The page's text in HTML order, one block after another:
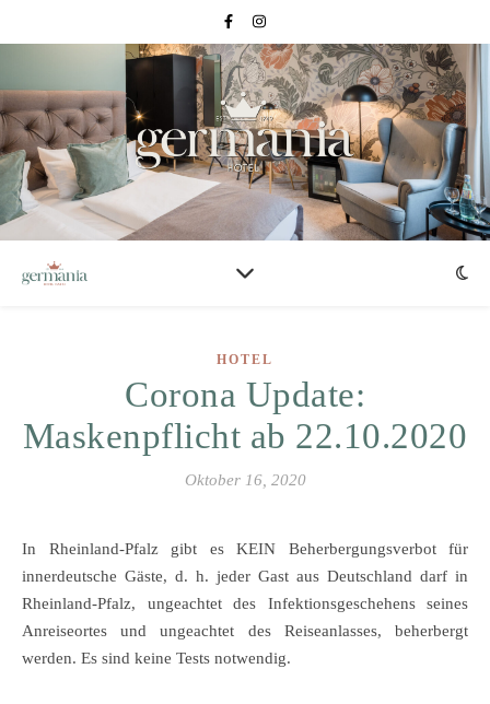
HOTEL
Corona Update:
Maskenpflicht ab 22.10.2020
Oktober 16, 2020
In Rheinland-Pfalz gibt es KEIN Beherbergungsverbot für
innerdeutsche Gäste, d. h. jeder Gast aus Deutschland darf in
Rheinland-Pfalz, ungeachtet des Infektionsgeschehens seines
Anreiseortes und ungeachtet des Reiseanlasses, beherbergt
werden. Es sind keine Tests notwendig.